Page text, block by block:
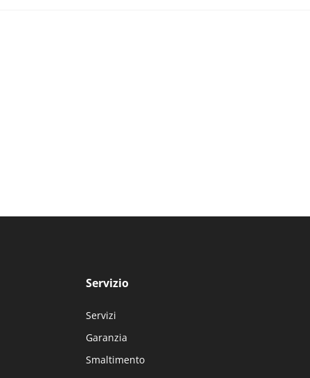
Servizio
Servizi
Garanzia
Smaltimento